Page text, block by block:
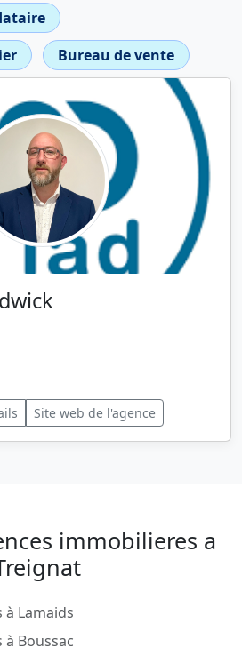
Bureau de vente
Site web de l'agence
immobilieres a
Lamaids
Boussac